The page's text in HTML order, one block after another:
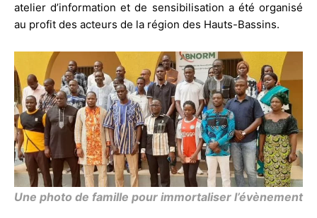
atelier d’information et de sensibilisation a été organisé
au profit des acteurs de la région des Hauts-Bassins.
Une photo de famille pour immortaliser l’évènement